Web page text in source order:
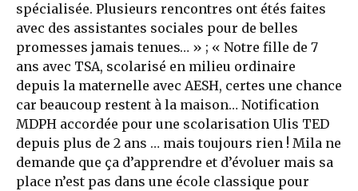
spécialisée. Plusieurs rencontres ont étés faites
avec des assistantes sociales pour de belles
promesses jamais tenues… » ; « Notre fille de 7
ans avec TSA, scolarisé en milieu ordinaire
depuis la maternelle avec AESH, certes une chance
car beaucoup restent à la maison… Notification
MDPH accordée pour une scolarisation Ulis TED
depuis plus de 2 ans … mais toujours rien ! Mila ne
demande que ça d’apprendre et d’évoluer mais sa
place n’est pas dans une école classique pour